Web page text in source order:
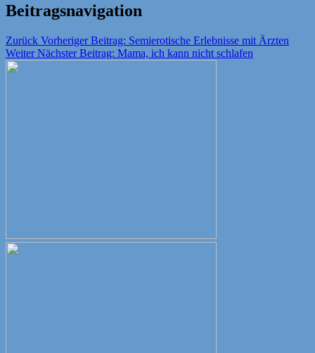
Beitragsnavigation
Zurück Vorheriger Beitrag: Semierotische Erlebnisse mit Ärzten
Weiter Nächster Beitrag: Mama, ich kann nicht schlafen